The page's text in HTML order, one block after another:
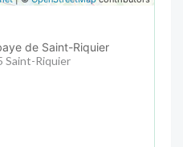
de Saint-Riquier
Saint-Riquier